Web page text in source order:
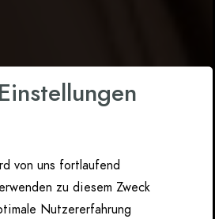
von uns fortlaufend
zu diesem Zweck
Nutzererfahrung